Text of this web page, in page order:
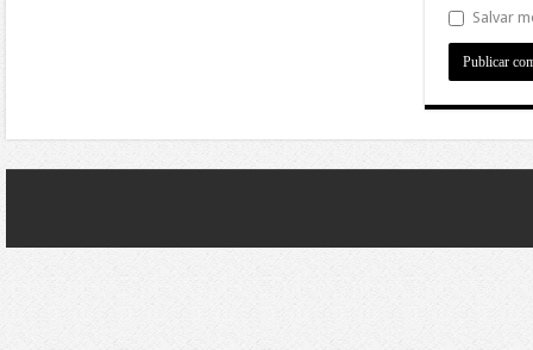
Salvar